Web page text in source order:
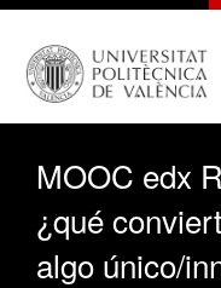
MOOC edx
¿qué
algo único/